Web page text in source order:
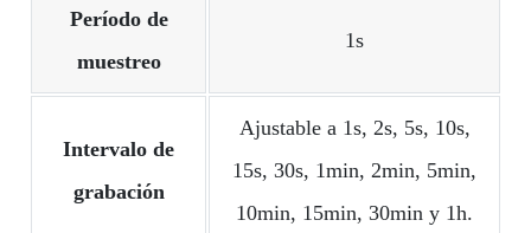
Período de
muestreo
1s
Intervalo de
grabación
Ajustable a 1s, 2s, 5s, 10s,
15s, 30s, 1min, 2min, 5min,
10min, 15min, 30min y 1h.